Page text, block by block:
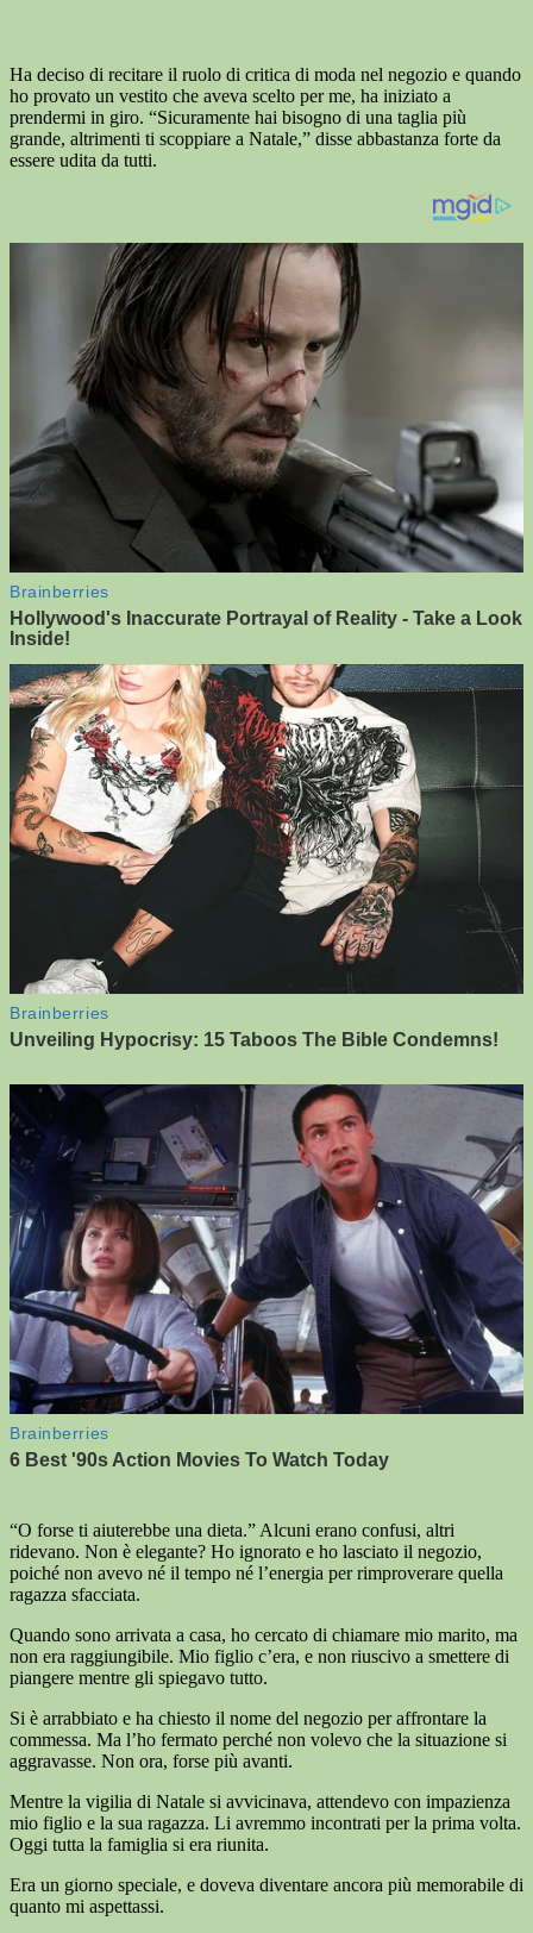
Ha deciso di recitare il ruolo di critica di moda nel negozio e quando
ho provato un vestito che aveva scelto per me, ha iniziato a
prendermi in giro. “Sicuramente hai bisogno di una taglia più
grande, altrimenti ti scoppiare a Natale,” disse abbastanza forte da
essere udita da tutti.
“O forse ti aiuterebbe una dieta.” Alcuni erano confusi, altri
ridevano. Non è elegante? Ho ignorato e ho lasciato il negozio,
poiché non avevo né il tempo né l’energia per rimproverare quella
ragazza sfacciata.
Quando sono arrivata a casa, ho cercato di chiamare mio marito, ma
non era raggiungibile. Mio figlio c’era, e non riuscivo a smettere di
piangere mentre gli spiegavo tutto.
Si è arrabbiato e ha chiesto il nome del negozio per affrontare la
commessa. Ma l’ho fermato perché non volevo che la situazione si
aggravasse. Non ora, forse più avanti.
Mentre la vigilia di Natale si avvicinava, attendevo con impazienza
mio figlio e la sua ragazza. Li avremmo incontrati per la prima volta.
Oggi tutta la famiglia si era riunita.
Era un giorno speciale, e doveva diventare ancora più memorabile di
quanto mi aspettassi.